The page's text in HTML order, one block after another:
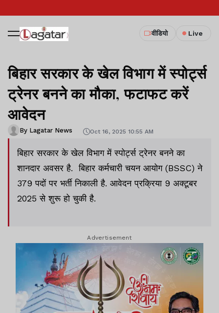
वीडियो Live
बिहार सरकार के खेल विभाग में स्पोर्ट्स
ट्रेनर बनने का मौका, फटाफट करें
आवेदन
By Lagatar News Oct 16, 2025 10:55 AM
बिहार सरकार के खेल विभाग में स्पोर्ट्स ट्रेनर बनने का
शानदार अवसर है. बिहार कर्मचारी चयन आयोग (BSSC) ने
379 पदों पर भर्ती निकाली है. आवेदन प्रक्रिया 9 अक्टूबर
2025 से शुरू हो चुकी है.
Advertisement